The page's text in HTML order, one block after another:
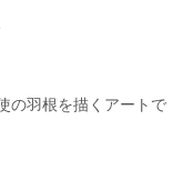
の羽根を描くアートで